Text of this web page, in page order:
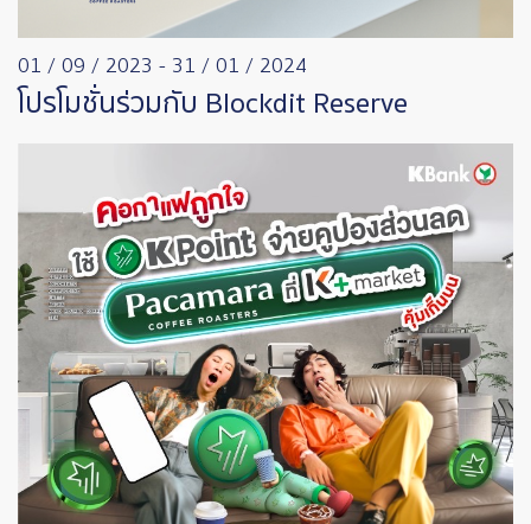
01 / 09 / 2023 - 31 / 01 / 2024
โปรโมชั่นร่วมกับ Blockdit Reserve